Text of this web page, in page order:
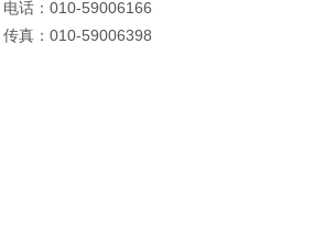
电话：010-59006166
传真：010-59006398